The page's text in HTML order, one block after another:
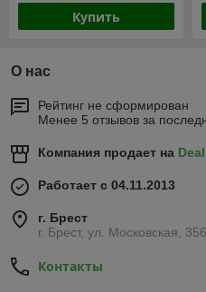
Купить
О нас
Рейтинг не сформирован
Менее 5 отзывов за
Компания продает на
Работает с 04.11.2013
г. Брест
г. Брест, ул. Московская,
Контакты